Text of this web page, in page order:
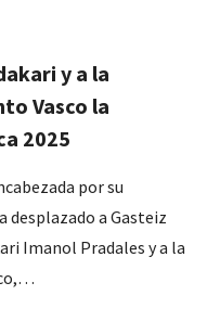
y a la
Vasco la
2025
por su
desplazado a Gasteiz
Imanol Pradales y a la